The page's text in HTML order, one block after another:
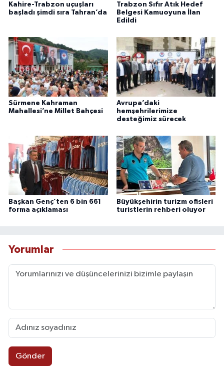
Kahire-Trabzon uçuşları
başladı şimdi sıra Tahran’da
Trabzon Sıfır Atık Hedef
Belgesi Kamuoyuna İlan
Edildi
Sürmene Kahraman
Mahallesi’ne Millet Bahçesi
Avrupa’daki
hemşehrilerimize
desteğimiz sürecek
Başkan Genç’ten 6 bin 661
forma açıklaması
Büyükşehirin turizm ofisleri
turistlerin rehberi oluyor
Yorumlar
Gönder